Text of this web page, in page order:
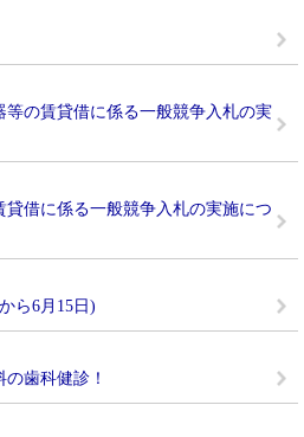
等の賃貸借に係る一般競争入札の実
貸借に係る一般競争入札の実施につ
ら6月15日)
歯科健診！